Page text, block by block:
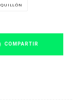
QUILLÓN
COMPARTIR